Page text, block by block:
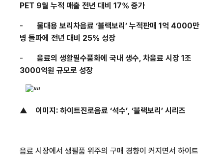
PET 9월 누적 매출 전년 대비 17% 증가
- 물대용 보리차음료 ‘블랙보리’ 누적판매 1억 4000만
병 돌파에 전년 대비 25% 성장
- 음료의 생활필수품화에 국내 생수, 차음료 시장 1조
3000억원 규모로 성장
▲ 이미지 : 하이트진로음료 ‘석수’, ‘블랙보리’ 시리즈
음료 시장에서 생필품 위주의 구매 경향이 커지면서 하이트